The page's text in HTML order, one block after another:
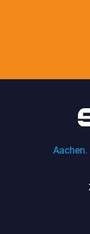
Aachen.